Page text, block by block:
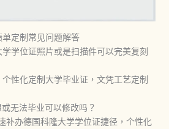
定制常见问题解答
学位证照片或是扫描件可以完美复刻
性化定制大学毕业证，文凭工艺定制
无法毕业可以修改吗？
补办德国科隆大学学位证捷径，个性化